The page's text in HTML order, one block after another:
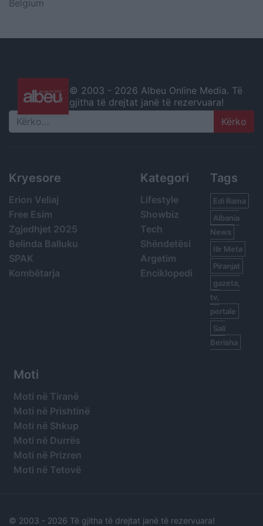
Belgium
© 2003 - 2026 Albeu Online Media. Të
gjitha të drejtat janë të rezervuara!
Search
Kryesore
Erion Veliaj
Free Esim
Zgjedhjet 2025
Belinda Balluku
SPAK
Kombëtarja
Kategori
Lifestyle
Showbiz
Tech
Shëndetësi
Argetim
Enciklopedi
Tags
Edi Rama
Albania
News
Ilir Meta
Piranjat
gazeta,
tv,
portale
Sali
Berisha
Moti
Moti në Tiranë
Moti në Prishtinë
Moti në Shkup
Moti në Durrës
Moti në Prizren
Moti në Tetovë
© 2003 - 2026 Të gjitha të drejtat janë të rezervuara!